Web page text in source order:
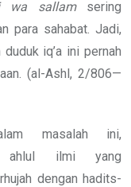
wa sallamsering
para sahabat. Jadi,
iq’a ini pernah
(al-Ashl, 2/806—
masalah ini,
ahlul ilmi yang
dengan hadits-